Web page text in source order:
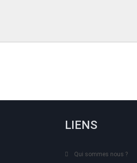
LIENS
Qui sommes nous ?